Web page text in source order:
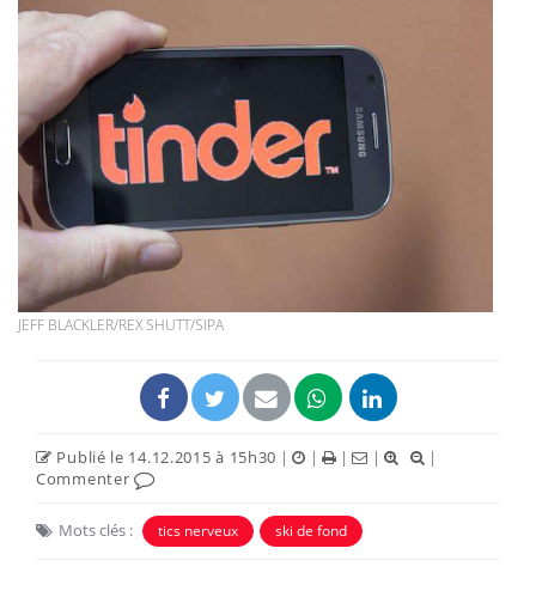
JEFF BLACKLER/REX SHUTT/SIPA
Publié le 14.12.2015 à 15h30 | | | |
|
Commenter
Mots clés : tics nerveux ski de fond